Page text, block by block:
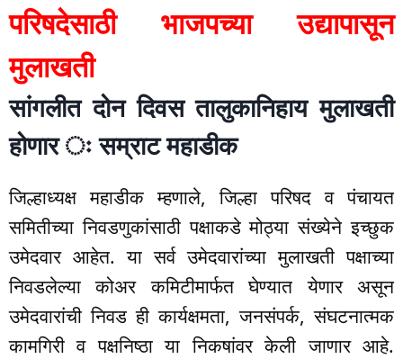
परिषदेसाठी भाजपच्या उद्यापासून
मुलाखती
सांगलीत दोन दिवस तालुकानिहाय मुलाखती
होणार ः सम्राट महाडीक
जिल्हाध्यक्ष महाडीक म्हणाले, जिल्हा परिषद व पंचायत
समितीच्या निवडणुकांसाठी पक्षाकडे मोठ्या संख्येने इच्छुक
उमेदवार आहेत. या सर्व उमेदवारांच्या मुलाखती पक्षाच्या
निवडलेल्या कोअर कमिटीमार्फत घेण्यात येणार असून
उमेदवारांची निवड ही कार्यक्षमता, जनसंपर्क, संघटनात्मक
कामगिरी व पक्षनिष्ठा या निकषांवर केली जाणार आहे.